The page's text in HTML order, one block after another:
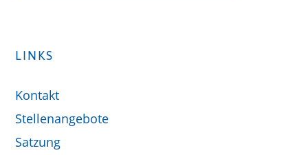
LINKS
Kontakt
Stellenangebote
Satzung